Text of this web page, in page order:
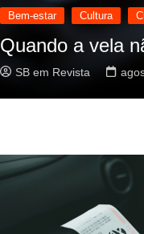
marketing digital
Key user SAP:
SB em Revista